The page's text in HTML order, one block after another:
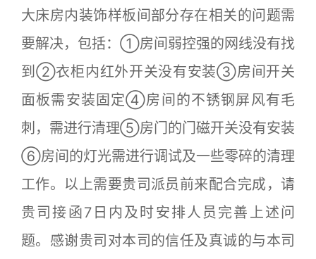
大床房内装饰样板间部分存在相关的问题需
要解决，包括：①房间弱控强的网线没有找
到②衣柜内红外开关没有安装③房间开关
面板需安装固定④房间的不锈钢屏风有毛
刺，需进行清理⑤房门的门磁开关没有安装
⑥房间的灯光需进行调试及一些零碎的清理
工作。以上需要贵司派员前来配合完成，请
贵司接函7日内及时安排人员完善上述问
题。感谢贵司对本司的信任及真诚的与本司